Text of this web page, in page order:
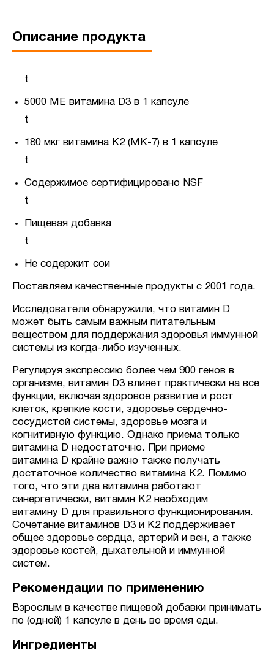
Описание продукта
t
5000 МЕ витамина D3 в 1 капсуле
t
180 мкг витамина K2 (MK-7) в 1 капсуле
t
Содержимое сертифицировано NSF
t
Пищевая добавка
t
Не содержит сои
Поставляем качественные продукты с 2001 года.
Исследователи обнаружили, что витамин D
может быть самым важным питательным
веществом для поддержания здоровья иммунной
системы из когда-либо изученных.
Регулируя экспрессию более чем 900 генов в
организме, витамин D3 влияет практически на все
функции, включая здоровое развитие и рост
клеток, крепкие кости, здоровье сердечно-
сосудистой системы, здоровье мозга и
когнитивную функцию. Однако приема только
витамина D недостаточно. При приеме
витамина D крайне важно также получать
достаточное количество витамина K2. Помимо
того, что эти два витамина работают
синергетически, витамин K2 необходим
витамину D для правильного функционирования.
Сочетание витаминов D3 и K2 поддерживает
общее здоровье сердца, артерий и вен, а также
здоровье костей, дыхательной и иммунной
систем.
Рекомендации по применению
Взрослым в качестве пищевой добавки принимать
по (одной) 1 капсуле в день во время еды.
Ингредиенты